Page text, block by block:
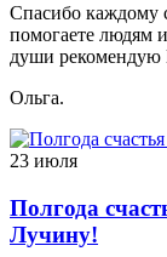
Спасибо каждому
помогаете людям
души
Ольга.
23 июля
Полгода
Лучину!